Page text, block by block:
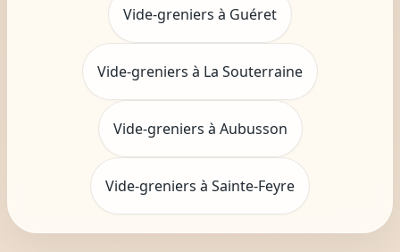
Vide-greniers à Guéret
Vide-greniers à La Souterraine
Vide-greniers à Aubusson
Vide-greniers à Sainte-Feyre